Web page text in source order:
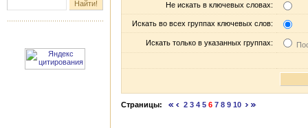
Не искать в ключевых словах:
Искать во всех группах ключевых слов:
Искать только в указанных группах:
Страницы: 2 3 4 5 6 7 8 9 10